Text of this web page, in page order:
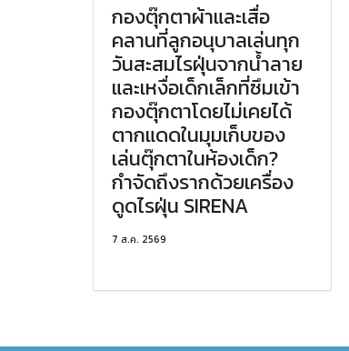
กองตุ๊กตาผ้าและเสื่อ
คลานที่ลูกอนุบาลเล่นทุก
วันสะสมไรฝุ่นจากน้ำลาย
และเหงื่อเด็กเล็กที่ซึมเข้า
กองตุ๊กตาโดยไม่เคยได้
ตากแดดในมุมเก็บของ
เล่นตุ๊กตาในห้องเด็ก?
กำจัดถึงรากด้วยเครื่อง
ดูดไรฝุ่น SIRENA
7 ส.ค. 2569